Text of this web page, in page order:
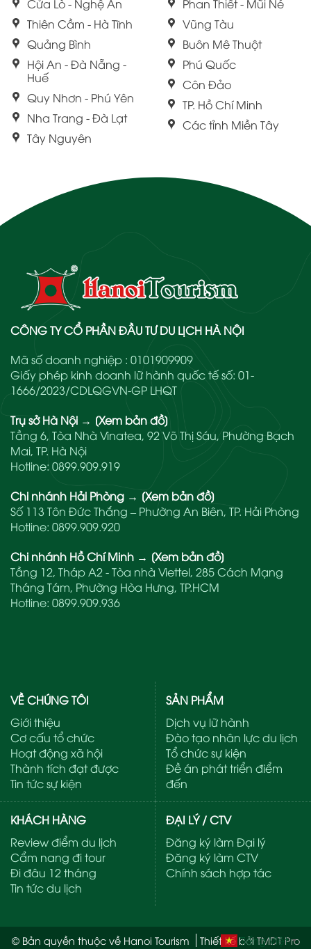
Cửa Lò - Nghệ An
Thiên Cầm - Hà Tĩnh
Quảng Bình
Hội An - Đà Nẵng -
Huế
Quy Nhơn - Phú Yên
Nha Trang - Đà Lạt
Tây Nguyên
Phan Thiết - Mũi Né
Vũng Tàu
Buôn Mê Thuột
Phú Quốc
Côn Đảo
TP. Hồ Chí Minh
Các tỉnh Miền Tây
CÔNG TY CỔ PHẦN ĐẦU TƯ DU LỊCH HÀ NỘI
Mã số doanh nghiệp : 0101909909
Giấy phép kinh doanh lữ hành quốc tế số: 01-
1666/2023/CDLQGVN-GP LHQT
Trụ sở Hà Nội → [Xem bản đồ]
Tầng 6, Tòa Nhà Vinatea, 92 Võ Thị Sáu, Phường Bạch
Mai, TP. Hà Nội
Hotline: 0899.909.919
Chi nhánh Hải Phòng → [Xem bản đồ]
Số 113 Tôn Đức Thắng – Phường An Biên, TP. Hải Phòng
Hotline: 0899.909.920
Chi nhánh Hồ Chí Minh → [Xem bản đồ]
Tầng 12, Tháp A2 - Tòa nhà Viettel, 285 Cách Mạng
Tháng Tám, Phường Hòa Hưng, TP.HCM
Hotline: 0899.909.936
VỀ CHÚNG TÔI
Giới thiệu
Cơ cấu tổ chức
Hoạt động xã hội
Thành tích đạt được
Tin tức sự kiện
SẢN PHẨM
Dịch vụ lữ hành
Đào tạo nhân lực du lịch
Tổ chức sự kiện
Đề án phát triển điểm
đến
KHÁCH HÀNG
Review điểm du lịch
Cẩm nang đi tour
Đi đâu 12 tháng
Tin tức du lịch
ĐẠI LÝ / CTV
Đăng ký làm Đại lý
Đăng ký làm CTV
Chính sách hợp tác
© Bản quyền thuộc về Hanoi Tourism Thiết kế bởi TMDT Pro
Tiếng Việt ▼